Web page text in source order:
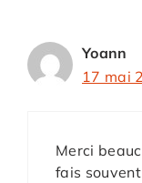
Yoann
17 mai
Merci
fais